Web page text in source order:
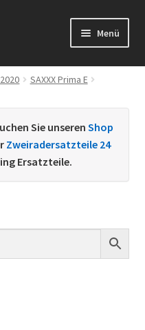
Menü
SAXXX Prima E
Sie unseren Shop
Zweiradersatzteile 24
Ersatzteile.